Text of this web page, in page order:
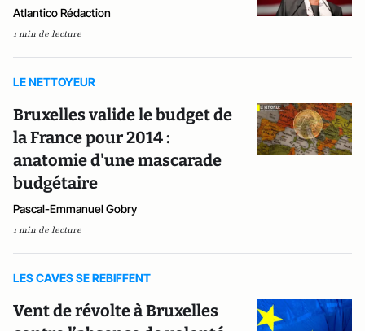
Atlantico Rédaction
1 min de lecture
LE NETTOYEUR
Bruxelles valide le budget de
la France pour 2014 :
anatomie d'une mascarade
budgétaire
Pascal-Emmanuel Gobry
1 min de lecture
LES CAVES SE REBIFFENT
Vent de révolte à Bruxelles